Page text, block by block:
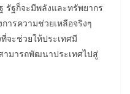
รัฐก็จะมีพลังและทรัพยากร
ารความช่วยเหลือจริงๆ
จะช่วยให้ประเทศมี
ามารถพัฒนาประเทศไปสู่